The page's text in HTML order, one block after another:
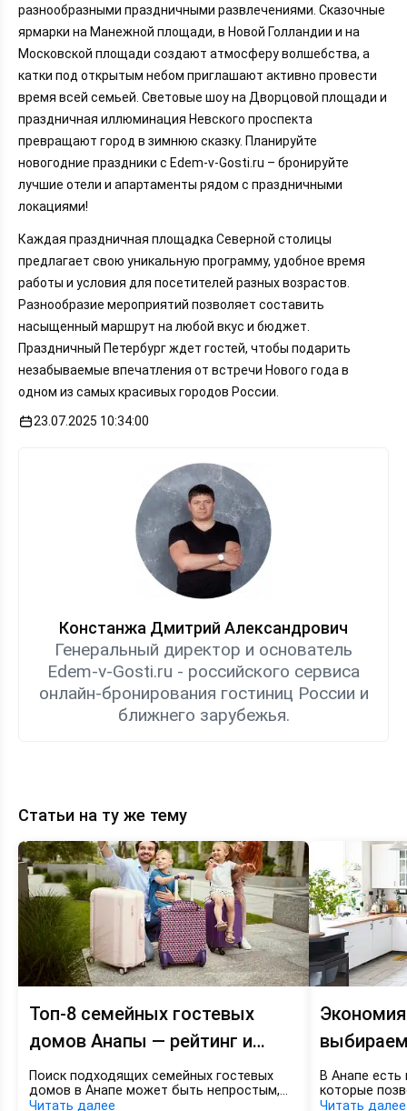
разнообразными праздничными развлечениями. Сказочные
ярмарки на Манежной площади, в Новой Голландии и на
Московской площади создают атмосферу волшебства, а
катки под открытым небом приглашают активно провести
время всей семьей. Световые шоу на Дворцовой площади и
праздничная иллюминация Невского проспекта
превращают город в зимнюю сказку. Планируйте
новогодние праздники с Edem-v-Gosti.ru – бронируйте
лучшие отели и апартаменты рядом с праздничными
локациями!
Каждая праздничная площадка Северной столицы
предлагает свою уникальную программу, удобное время
работы и условия для посетителей разных возрастов.
Разнообразие мероприятий позволяет составить
насыщенный маршрут на любой вкус и бюджет.
Праздничный Петербург ждет гостей, чтобы подарить
незабываемые впечатления от встречи Нового года в
одном из самых красивых городов России.
23.07.2025 10:34:00
Констанжа Дмитрий Александрович
Генеральный директор и основатель
Edem-v-Gosti.ru - российского сервиса
онлайн-бронирования гостиниц России и
ближнего зарубежья.
Статьи на ту же тему
Топ-8
семейных
гостевых
домов
Анапы
—
рейтинг
и
цены
KOD_GOD
Топ-8 семейных гостевых
домов Анапы — рейтинг и
цены KOD_GOD
Поиск подходящих семейных гостевых
домов в Анапе может быть непростым,
особенно если вы планируете отдых с
Читать далее
Экономия
на
отдыхе
—
выбираем
гостевой
дом
Анапе
с
Анапе с
В Анапе есть
которые
питании до
Читать далее